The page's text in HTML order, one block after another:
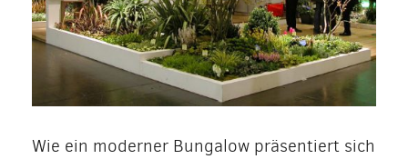
Wie ein moderner Bungalow präsentiert sich